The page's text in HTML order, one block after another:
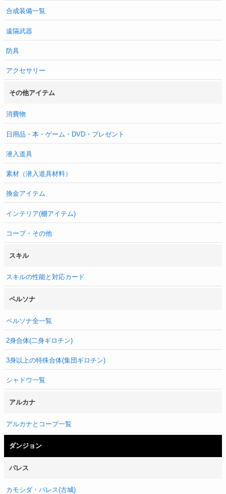
合成装備一覧
遠隔武器
防具
アクセサリー
その他アイテム
消費物
日用品・本・ゲーム・DVD・プレゼント
潜入道具
素材（潜入道具材料）
換金アイテム
インテリア(棚アイテム)
コープ・その他
スキル
スキルの性能と対応カード
ペルソナ
ペルソナ全一覧
2身合体(二身ギロチン)
3身以上の特殊合体(集団ギロチン)
シャドウ一覧
アルカナ
アルカナとコープ一覧
ダンジョン
パレス
カモシダ・パレス(古城)